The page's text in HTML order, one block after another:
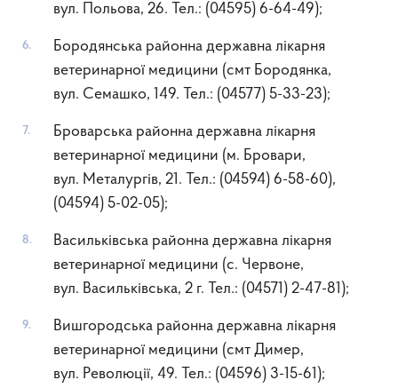
вул. Польова, 26. Тел.: (04595) 6-64-49);
Бородянська районна державна лікарня
ветеринарної медицини (смт Бородянка,
вул. Семашко, 149. Тел.: (04577) 5-33-23);
Броварська районна державна лікарня
ветеринарної медицини (м. Бровари,
вул. Металургів, 21. Тел.: (04594) 6-58-60),
(04594) 5-02-05);
Васильківська районна державна лікарня
ветеринарної медицини (с. Червоне,
вул. Васильківська, 2 г. Тел.: (04571) 2-47-81);
Вишгородська районна державна лікарня
ветеринарної медицини (смт Димер,
вул. Революції, 49. Тел.: (04596) 3-15-61);